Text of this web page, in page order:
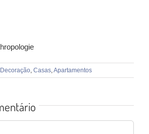
Decoração, Casas,Apartamentos